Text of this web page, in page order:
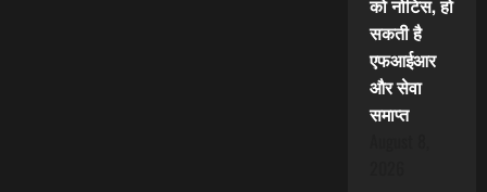
को नोटिस, हो
सकती है
एफआईआर
और सेवा
समाप्त